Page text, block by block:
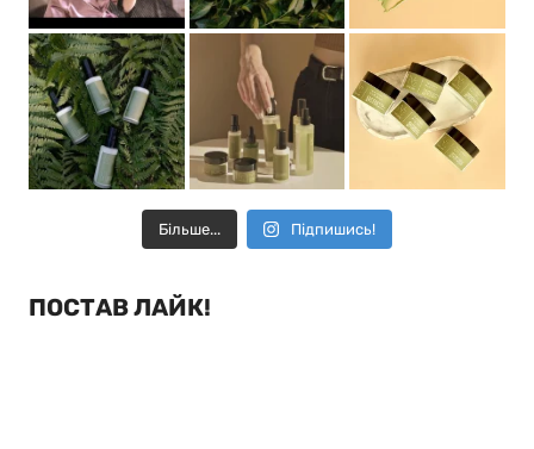
Більше... Підпишись!
ПОСТАВ ЛАЙК!